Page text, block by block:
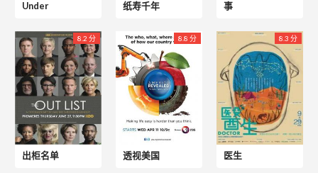
Under
纸寿千年
事
8.2 分
出柜名单
8.8 分
透视美国
8.3 分
医生